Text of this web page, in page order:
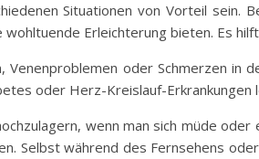
Situationen von Vorteil
wohltuende Erleichterung bieten. Es
Venenproblemen oder Schmerzen in
oder Herz-Kreislauf-
wenn man sich müde
Selbst während des Fernsehens